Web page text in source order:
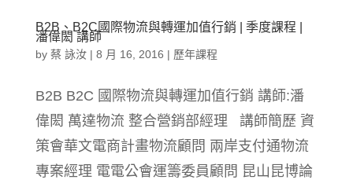
B2B、B2C國際物流與轉運加值行銷 | 季度課程 |
潘偉閎 講師
by 蔡 詠汝| 8 月 16, 2016 | 歷年課程
B2B B2C 國際物流與轉運加值行銷 講師:潘
偉閎 萬達物流 整合營銷部經理 講師簡歷 資
策會華文電商計畫物流顧問 兩岸支付通物流
專案經理 電電公會運籌委員顧問 昆山昆博論